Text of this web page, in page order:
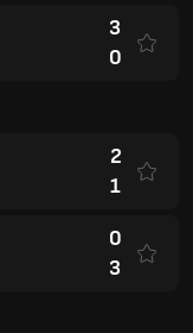
3
0
2
1
0
3